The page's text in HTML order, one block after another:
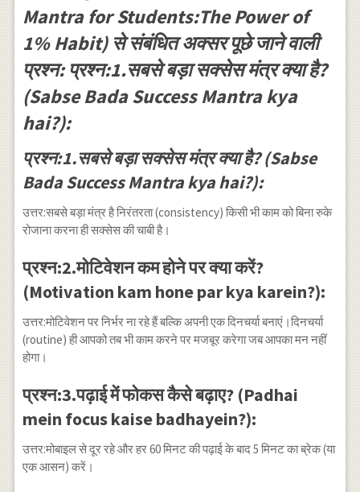
Mantra for Students:The Power of
1% Habit) से संबंधित अक्सर पूछे जाने वाली
प्रश्न: प्रश्न:1.सबसे बड़ा सक्सेस मंत्र क्या है?
(Sabse Bada Success Mantra kya
hai?):
प्रश्न:1.सबसे बड़ा सक्सेस मंत्र क्या है? (Sabse
Bada Success Mantra kya hai?):
उत्तर:सबसे बड़ा मंत्र है निरंतरता (consistency) किसी भी काम को बिना रुके
रोजाना करना ही सक्सेस की चाबी है।
प्रश्न:2.मोटिवेशन कम होने पर क्या करें?
(Motivation kam hone par kya karein?):
उत्तर:मोटिवेशन पर निर्भर ना रहे हैं बल्कि अपनी एक दिनचर्या बनाएं।दिनचर्या
(routine) ही आपको तब भी काम करने पर मजबूर करेगा जब आपका मन नहीं
होगा।
प्रश्न:3.पढ़ाई में फोकस कैसे बढ़ाए? (Padhai
mein focus kaise badhayein?):
उत्तर:मोबाइल से दूर रहे और हर 60 मिनट की पढ़ाई के बाद 5 मिनट का ब्रेक (या
एक आसन) करें।